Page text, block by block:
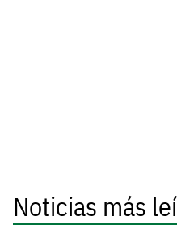
Noticias más